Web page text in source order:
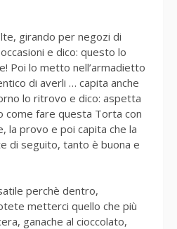
girando per negozi di
e dico: questo lo
Poi lo metto nell’armadietto
di averli … capita anche
lo ritrovo e dico: aspetta
come fare questa Torta con
la provo e poi capita che la
di seguito, tanto è buona e
perchè dentro,
metterci quello che più
ganache al cioccolato,